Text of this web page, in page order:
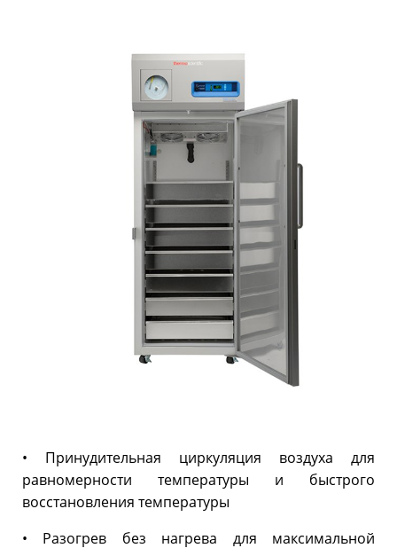
• Принудительная циркуляция воздуха для
равномерности температуры и быстрого
восстановления температуры
• Разогрев без нагрева для максимальной